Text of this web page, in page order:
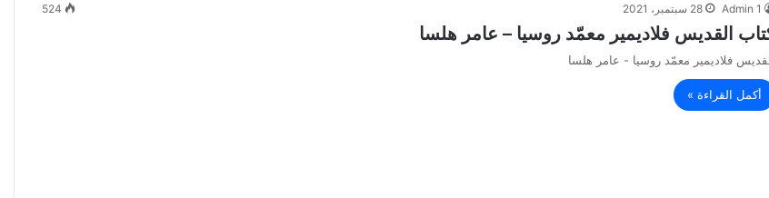
Admin 1 28 سبتمبر، 2021 524
القديس فلاديمير معمّد روسيا – عامر هلسا
فلاديمير معمّد روسيا - عامر هلسا
أكمل القراءة »